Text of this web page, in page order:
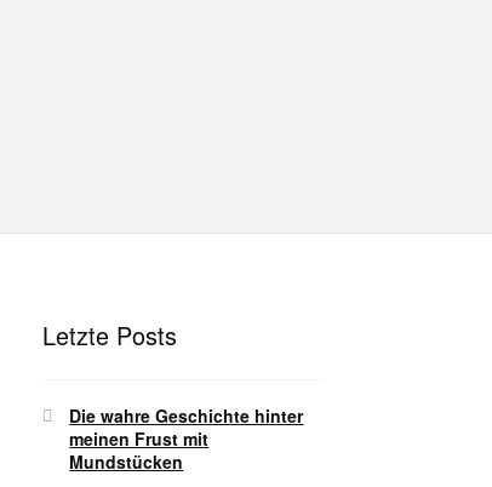
(AGBs)
Letzte Posts
Die wahre Geschichte hinter
meinen Frust mit
Mundstücken